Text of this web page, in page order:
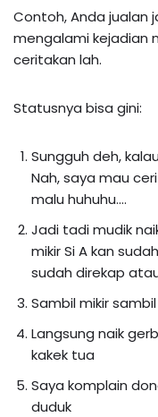
Contoh, Anda jualan
mengalami kejadian
ceritakan lah.
Statusnya bisa gini:
Sungguh deh,
Nah, saya mau
malu huhuhu….
Jadi tadi mudik
mikir Si A kan
sudah direkap
Sambil mikir
Langsung naik
kakek tua
Saya komplain
duduk